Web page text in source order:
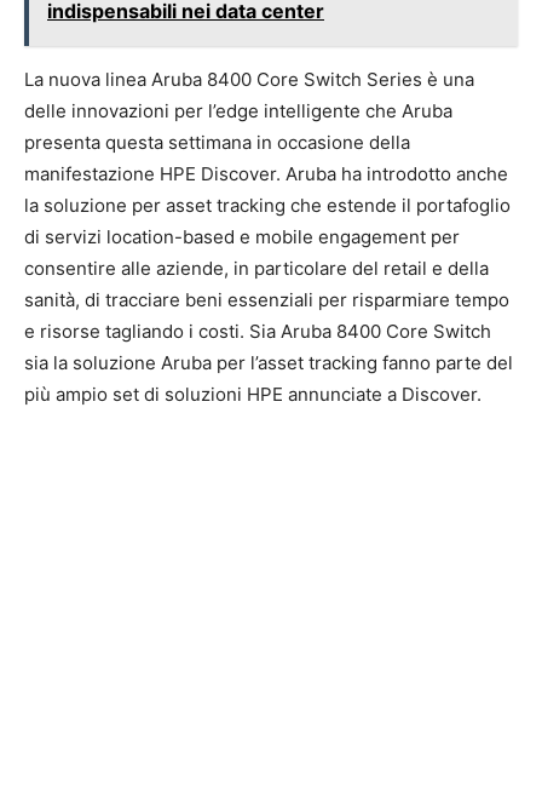
indispensabili nei data center
La nuova linea Aruba 8400 Core Switch Series è una
delle innovazioni per l’edge intelligente che Aruba
presenta questa settimana in occasione della
manifestazione HPE Discover. Aruba ha introdotto anche
la soluzione per asset tracking che estende il portafoglio
di servizi location-based e mobile engagement per
consentire alle aziende, in particolare del retail e della
sanità, di tracciare beni essenziali per risparmiare tempo
e risorse tagliando i costi. Sia Aruba 8400 Core Switch
sia la soluzione Aruba per l’asset tracking fanno parte del
più ampio set di soluzioni HPE annunciate a Discover.